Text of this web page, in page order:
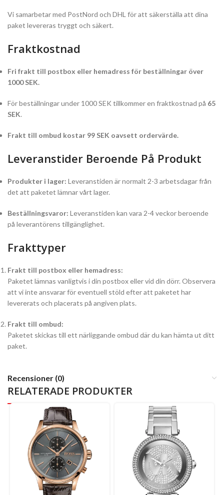
Vi samarbetar med PostNord och DHL för att säkerställa att dina
paket levereras tryggt och säkert.
Fraktkostnad
Fri frakt till postbox eller hemadress för beställningar över
1000 SEK.
För beställningar under 1000 SEK tillkommer en fraktkostnad på 65
SEK.
Frakt till ombud kostar 99 SEK oavsett ordervärde.
Leveranstider Beroende På Produkt
Produkter i lager: Leveranstiden är normalt 2-3 arbetsdagar från
det att paketet lämnar vårt lager.
Beställningsvaror: Leveranstiden kan vara 2-4 veckor beroende
på leverantörens tillgänglighet.
Frakttyper
Frakt till postbox eller hemadress:
Paketet lämnas vanligtvis i din postbox eller vid din dörr. Observera
att vi inte ansvarar för eventuell stöld efter att paketet har
levererats och placerats på angiven plats.
Frakt till ombud:
Paketet skickas till ett närliggande ombud där du kan hämta ut ditt
paket.
Recensioner (0)
RELATERADE PRODUKTER